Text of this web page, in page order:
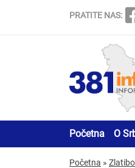
PRATITE NAS:
Početna O
Početna »